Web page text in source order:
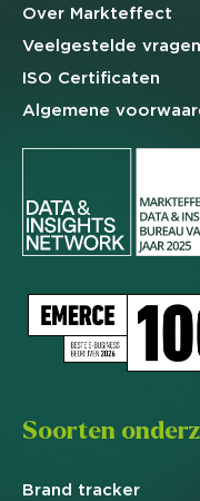
Over Markteffect
Veelgestelde vragen
ISO Certificaten
Algemene
Soorten
Brand tracker